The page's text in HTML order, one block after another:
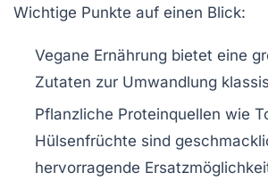
Wichtige Punkte auf einen Blick:
Vegane Ernährung bietet eine
Zutaten zur Umwandlung
Pflanzliche Proteinquellen wie
Hülsenfrüchte sind
hervorragende